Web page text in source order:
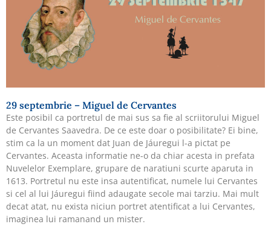
29 septembrie – Miguel de Cervantes
Este posibil ca portretul de mai sus sa fie al scriitorului Miguel
de Cervantes Saavedra. De ce este doar o posibilitate? Ei bine,
stim ca la un moment dat Juan de Jáuregui l-a pictat pe
Cervantes. Aceasta informatie ne-o da chiar acesta in prefata
Nuvelelor Exemplare, grupare de naratiuni scurte aparuta in
1613. Portretul nu este insa autentificat, numele lui Cervantes
si cel al lui Jáuregui fiind adaugate secole mai tarziu. Mai mult
decat atat, nu exista niciun portret atentificat a lui Cervantes,
imaginea lui ramanand un mister.